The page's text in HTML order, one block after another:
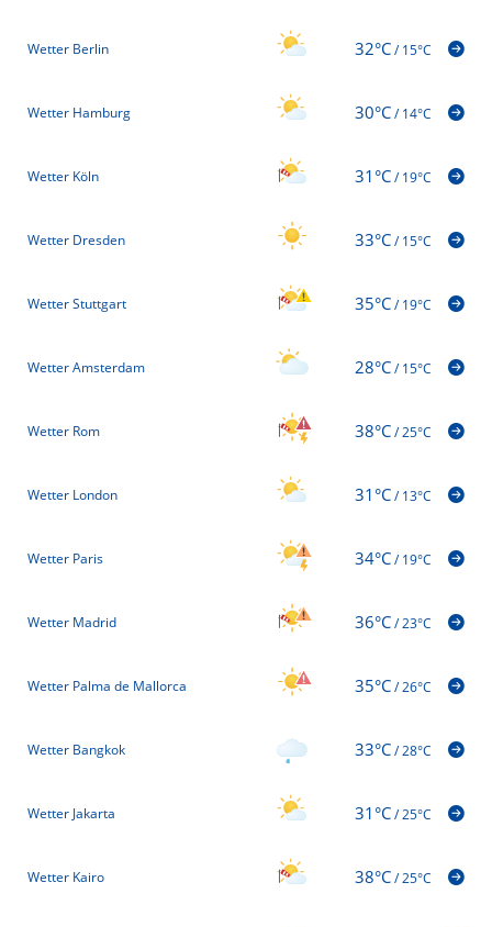
Wetter Berlin 32°C/15°C
Wetter Hamburg 30°C/14°C
Wetter Köln 31°C/19°C
Wetter Dresden 33°C/15°C
Wetter Stuttgart 35°C/19°C
Wetter Amsterdam 28°C/15°C
Wetter Rom 38°C/25°C
Wetter London 31°C/13°C
Wetter Paris 34°C/19°C
Wetter Madrid 36°C/23°C
Wetter Palma de Mallorca 35°C/26°C
Wetter Bangkok 33°C/28°C
Wetter Jakarta 31°C/25°C
Wetter Kairo 38°C/25°C